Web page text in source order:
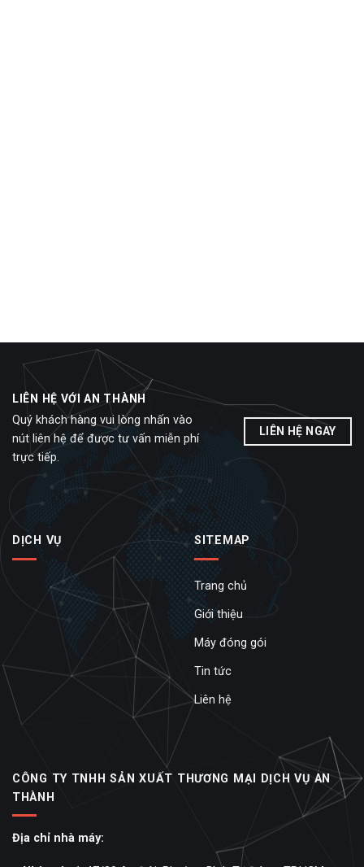
LIÊN HỆ VỚI AN THÀNH
Quý khách hàng vui lòng nhấn vào
nút liên hệ để được tư vấn miễn phí
trực tiếp.
LIÊN HỆ NGAY
DỊCH VỤ SITEMAP
Trang chủ
Giới thiệu
Máy đóng gói
Tin tức
Liên hệ
CÔNG TY TNHH SẢN XUẤT THƯƠNG MẠI DỊCH VỤ AN
THÀNH
Địa chỉ nhà máy: